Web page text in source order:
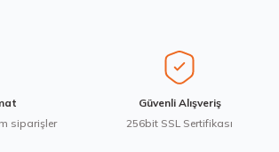
bulunuyor.
daha pahalı.
alternatifler olmalı.
Eagle Sport 2 Yaz 2026
siparişler
Güvenli Alışveriş
256bit SSL Sertifikası